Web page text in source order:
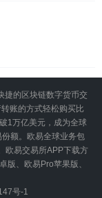
捷的区块链数字货币交
账的方式轻松购买比
1万亿美元，成为全球
额。欧易全球业务包
欧易交易所APP下载方
版、欧易Pro苹果版、
号-1